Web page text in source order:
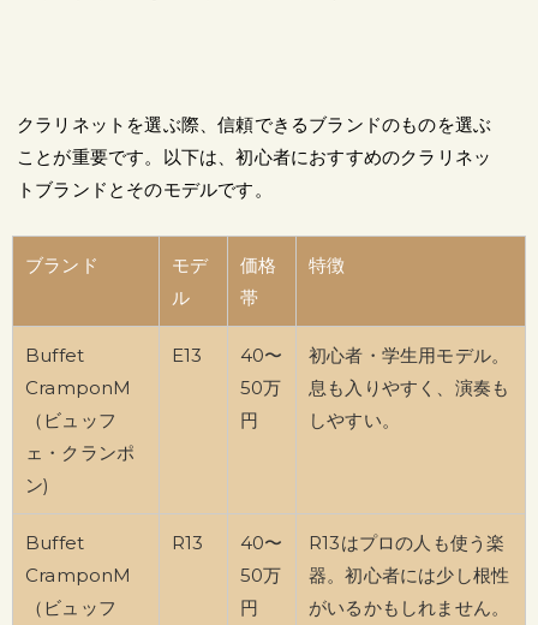
クラリネットを選ぶ際、信頼できるブランドのものを選ぶ
ことが重要です。以下は、初心者におすすめのクラリネッ
トブランドとそのモデルです。
ブランド
モデ
ル
価格
帯
特徴
Buffet
CramponM
（ビュッフ
ェ・クランポ
ン)
E13
40〜
50万
円
初心者・学生用モデル。
息も入りやすく、演奏も
しやすい。
Buffet
CramponM
（ビュッフ
R13
40〜
50万
円
R13はプロの人も使う楽
器。初心者には少し根性
がいるかもしれません。